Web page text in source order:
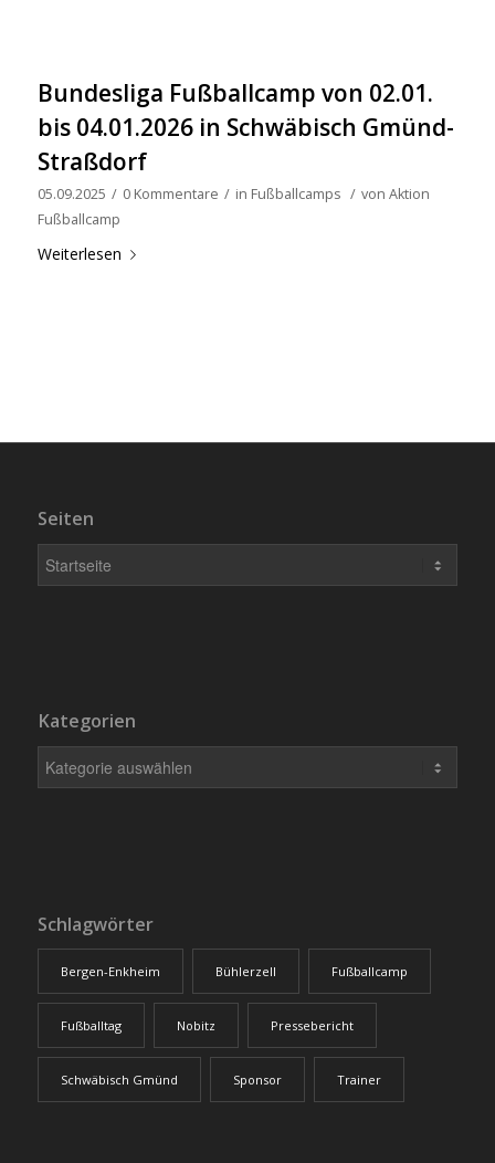
Bundesliga Fußballcamp von 02.01.
bis 04.01.2026 in Schwäbisch Gmünd-
Straßdorf
05.09.2025 / 0 Kommentare / in Fußballcamps / von Aktion
Fußballcamp
Weiterlesen
Seiten
Kategorien
Schlagwörter
Bergen-Enkheim Bühlerzell Fußballcamp
Fußballtag Nobitz Pressebericht
Schwäbisch Gmünd Sponsor Trainer